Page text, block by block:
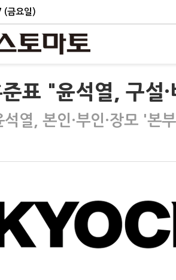
(금요일)
표 "윤석열, 구설
석열, 본인·부인·장모 '본